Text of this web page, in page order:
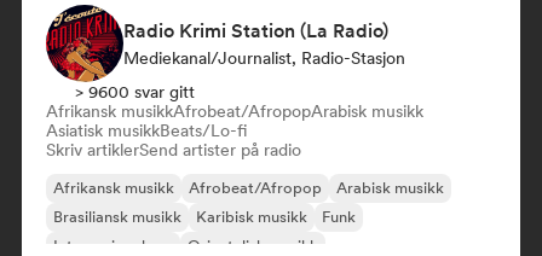
Radio Krimi Station (La Radio)
Mediekanal/journalist, Radio-Stasjon
> 9600 svar gitt
Afrikansk musikkAfrobeat/AfropopArabisk musikk
Asiatisk musikkBeats/Lo-fi
Skriv artiklerSend artister på radio
Afrikansk musikk Afrobeat/Afropop
Arabisk musikk
Brasiliansk musikk
Karibisk musikk
Funk
Internasjonal rap
Orientalisk musikk